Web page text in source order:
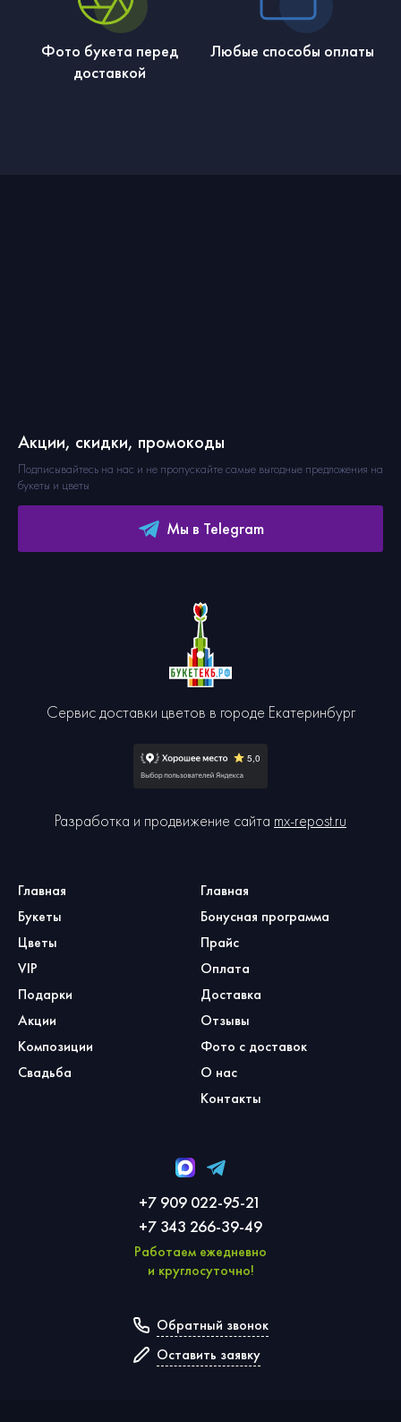
Фото букета перед
доставкой
Любые способы оплаты
Главная
Букеты
Цветы
VIP
Подарки
Акции
Композиции
Свадьба
Главная
Бонусная программа
Прайс
Оплата
Доставка
Отзывы
Фото с доставок
О нас
Контакты
Сервис доставки цветов в городе Екатеринбург
Разработка и продвижение сайта mx-repost.ru
Акции, скидки, промокоды
Подписывайтесь на нас и не пропускайте самые выгодные предложения на
букеты и цветы
Мы в Telegram
+7 909 022-95-21
+7 343 266-39-49
Работаем ежедневно
и круглосуточно!
Обратный звонок
Оставить заявку